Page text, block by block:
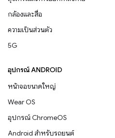
กล้องและสื่อ
ความเป็นส่วนตัว
5G
อุปกรณ์ ANDROID
หน้าจอขนาดใหญ่
Wear OS
อุปกรณ์ ChromeOS
Android สำหรับรถยนต์